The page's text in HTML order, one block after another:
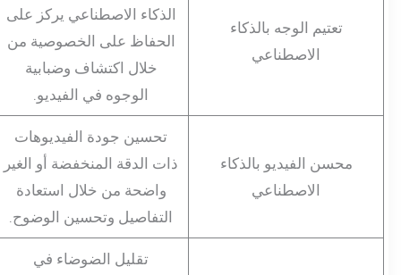
تعتيم الوجه بالذكاء
الاصطناعي
الذكاء الاصطناعي يركز على
الحفاظ على الخصوصية من
خلال اكتشاف وضبابية
الوجوه في الفيديو.
محسن الفيديو بالذكاء
الاصطناعي
تحسين جودة الفيديوهات
ذات الدقة المنخفضة أو الغير
واضحة من خلال استعادة
التفاصيل وتحسين الوضوح.
تقليل الضوضاء في